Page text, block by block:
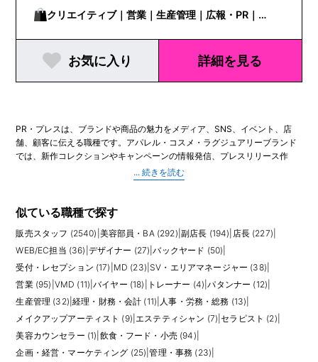
クリエイティブ｜営業｜生産管理｜広報・PR｜
WEB/EC担当
お気に入り 詳細を見る
PR・プレスは、ブランドや商品の魅力をメディア、SNS、イベント、店
舗、顧客に伝える職種です。アパレル・コスメ・ラグジュアリーブランド
では、新作コレクションやキャンペーンの情報発信、プレスリリース作
成、雑誌・Web媒体へのサンプル貸し出し、インフルエンサー対応、展示
会やポップアップイベントの運営、SNS投稿の企画など、幅広い業務を担
華やかな印象を持たれやすい職種ですが、実際には社内外との調整、スケ
ります。ブランドの世界観を正しく理解し、誰に、どのタイミングで、ど
の言葉やビジュアルで伝えるかを考える力が求められます。店舗やEC、
MD、VMD、営業と連携し、販売につながる情報発信を行うことも重要で
未経験からPRを目指す場合、販売スタッフや店長としてブランド理解と顧
客理解を深めた経験、SNS運用、ライティング、イベント運営、広報アシ
スタント経験などが評価されることがあります。経験者の場合は、担当ブ
ランド、媒体リレーション、SNS実績、イベント運営、撮影進行、英語対
応の有無が確認されやすいポイントです。
似ている職種で探す
販売スタッフ (2540) 美容部員・BA (292) 副店長 (194) 店長 (227)
WEB/EC担当 (36) デザイナー (27) |バックヤード (50)
受付・レセプション (17) MD (23) SV・エリアマネージャー (38)
営業 (95) VMD (11) |バイヤー (18) トレーナー (4) |パタンナー (12)
生産管理 (32) |経理・財務・会計 (11) 人事・労務・総務 (13)
メイクアップアーティスト (9) |エステティシャン (7) |セラピスト (2)
美容カウンセラー (1) 飲食・フード・小売 (94)
企画・経営・マーケティング (25) |管理・事務 (23)